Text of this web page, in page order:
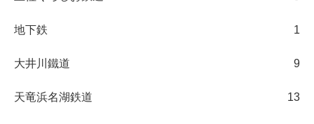
地下鉄 1
大井川鐵道 9
天竜浜名湖鉄道 13